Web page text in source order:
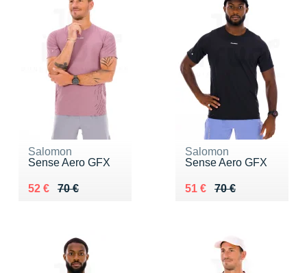
Salomon
Sense Aero GFX
70 €
Au lieu de 70 €
52 €
Vendu 52 €
Salomon
Sense Aero GFX
70 €
Au lieu de 70 €
51 €
Vendu 51 €